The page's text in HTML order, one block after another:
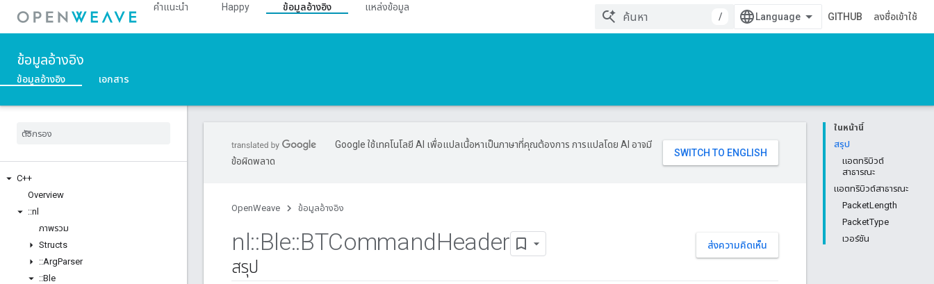
คำแนะนำ Happy ข้อมูลอ้างอิง
แหล่งข้อมูล
/
GITHUB ลงชื่อเข้าใช้
ข้อมูลอ้างอิง
ข้อมูลอ้างอิง เอกสาร
C++
Overview
::nl
ภาพรวม
Structs
::ArgParser
::Ble
ในหน้านี้
สรุป
แอตทริบิวต์
สาธารณะ
แอตทริบิวต์สาธารณะ
PacketLength
PacketType
เวอร์ชัน
Google ใช้เทคโนโลยี AI เพื่อแปลเนื้อหาเป็นภาษาที่คุณต้องการ การแปลโดย AI อาจมี
ข้อผิดพลาด
OpenWeave ข้อมูลอ้างอิง
ส่งความคิดเห็น
nl::Ble::BTCommandHeader
สรุป